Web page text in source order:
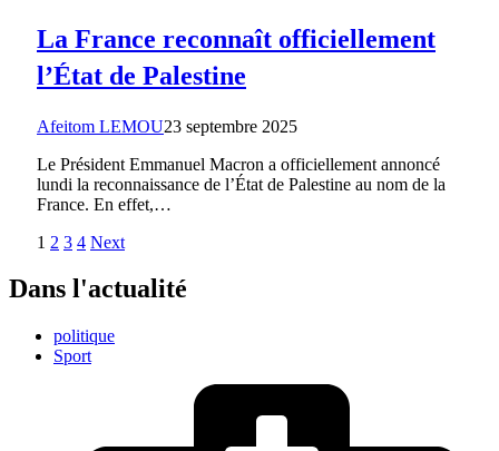
La France reconnaît officiellement
l’État de Palestine
Afeitom LEMOU23 septembre 2025
Le Président Emmanuel Macron a officiellement annoncé
lundi la reconnaissance de l’État de Palestine au nom de la
France. En effet,…
1 2 3 4 Next
Dans l'actualité
politique
Sport